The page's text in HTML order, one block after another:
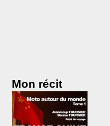
Mon récit